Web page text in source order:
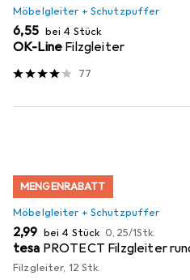
Möbelgleiter + Schutzpuffer
EUR
6,55 bei 4 Stück
OK-Line Filzgleiter
77
MENGENRABATT
Möbelgleiter + Schutzpuffer
EUR
2,99 bei 4 Stück EUR
0,25/1Stk.
tesa PROTECT Filzgleiter
Filzgleiter, 12 Stk.